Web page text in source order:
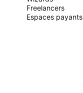
Freelancers
Espaces payants